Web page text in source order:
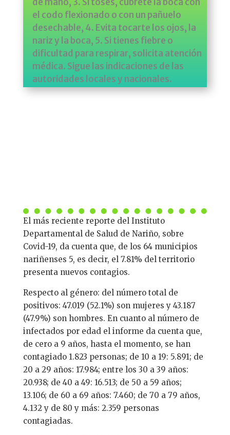
el codo flexionado o con un pañuelo
desechable, 4. Evita tocarte los ojos, la
nariz y la boca, 5. Si tienes fiebre o
dificultad para respirar, solicita atención
médica. Sigue las indicaciones de las
autoridades locales y nacionales.
El más reciente reporte del Instituto
Departamental de Salud de Nariño, sobre
Covid-19, da cuenta que, de los 64 municipios
nariñenses 5, es decir, el 7.81% del territorio
presenta nuevos contagios.
Respecto al género: del número total de
positivos: 47.019 (52.1%) son mujeres y 43.187
(47.9%) son hombres. En cuanto al número de
infectados por edad el informe da cuenta que,
de cero a 9 años, hasta el momento, se han
contagiado 1.823 personas; de 10 a 19: 5.891; de
20 a 29 años: 17.984; entre los 30 a 39 años:
20.938; de 40 a 49: 16.513; de 50 a 59 años;
13.106; de 60 a 69 años: 7.460; de 70 a 79 años,
4.132 y de 80 y más: 2.359 personas
contagiadas.